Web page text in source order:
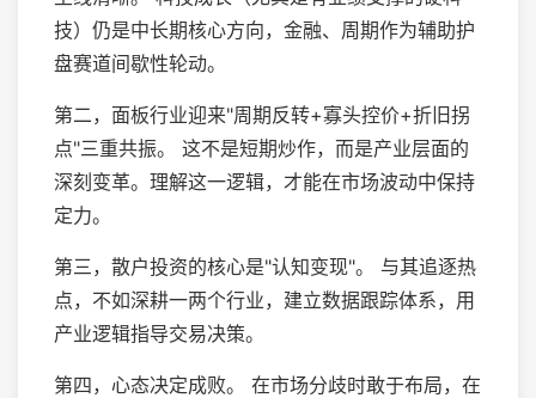
技）仍是中长期核心方向，金融、周期作为辅助护
盘赛道间歇性轮动。
第二，面板行业迎来"周期反转+寡头控价+折旧拐
点"三重共振。 这不是短期炒作，而是产业层面的
深刻变革。理解这一逻辑，才能在市场波动中保持
定力。
第三，散户投资的核心是"认知变现"。 与其追逐热
点，不如深耕一两个行业，建立数据跟踪体系，用
产业逻辑指导交易决策。
第四，心态决定成败。 在市场分歧时敢于布局，在